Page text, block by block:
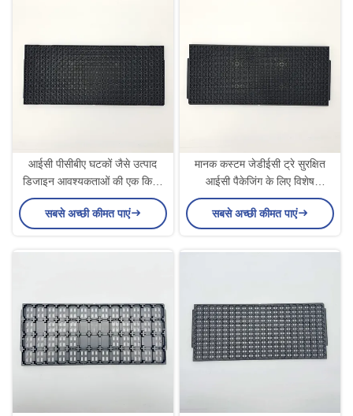
आईसी पीसीबीए घटकों जैसे उत्पाद
डिजाइन आवश्यकताओं की एक किस्म
को पूरा करने के लिए अनुकूलित जेडेक
ट्रे
सबसे अच्छी कीमत पाएं
मानक कस्टम जेडीईसी ट्रे सुरक्षित
आईसी पैकेजिंग के लिए विशेष
आवश्यकताओं के साथ
सबसे अच्छी कीमत पाएं